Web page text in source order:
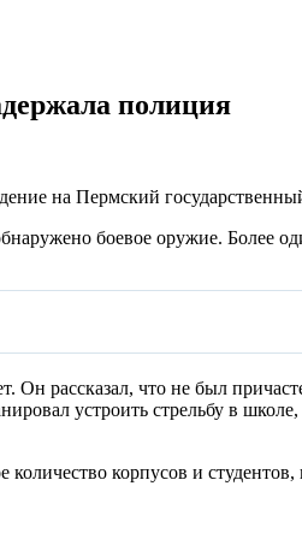
полиция
на Пермский
боевое оружие. Более
Он рассказал, что не был
устроить стрельбу в
корпусов и